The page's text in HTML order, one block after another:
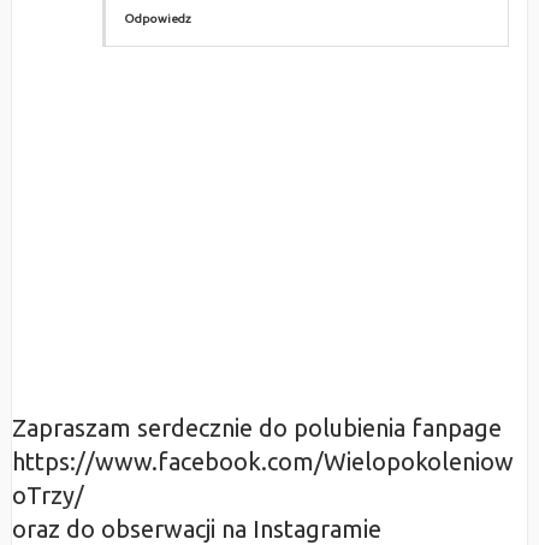
Odpowiedz
Zapraszam serdecznie do polubienia fanpage
https://www.facebook.com/Wielopokoleniow
oTrzy/
oraz do obserwacji na Instagramie